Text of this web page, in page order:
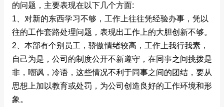
的问题，主要表现在以下几个方面:
1、对新的东西学习不够，工作上往往凭经验办事，凭以
往的工作套路处理问题，表现出工作上的大胆创新不够。
2、本部有个别员工，骄傲情绪较高，工作上我行我素，
自己为是，公司的制度公开不新遵守，在同事之间挑拨是
非，嘲讽，冷语，这些情况不利于同事之间的团结，要从
思想上加以教育或处罚，为公司创造良好的工作环境和形
象。